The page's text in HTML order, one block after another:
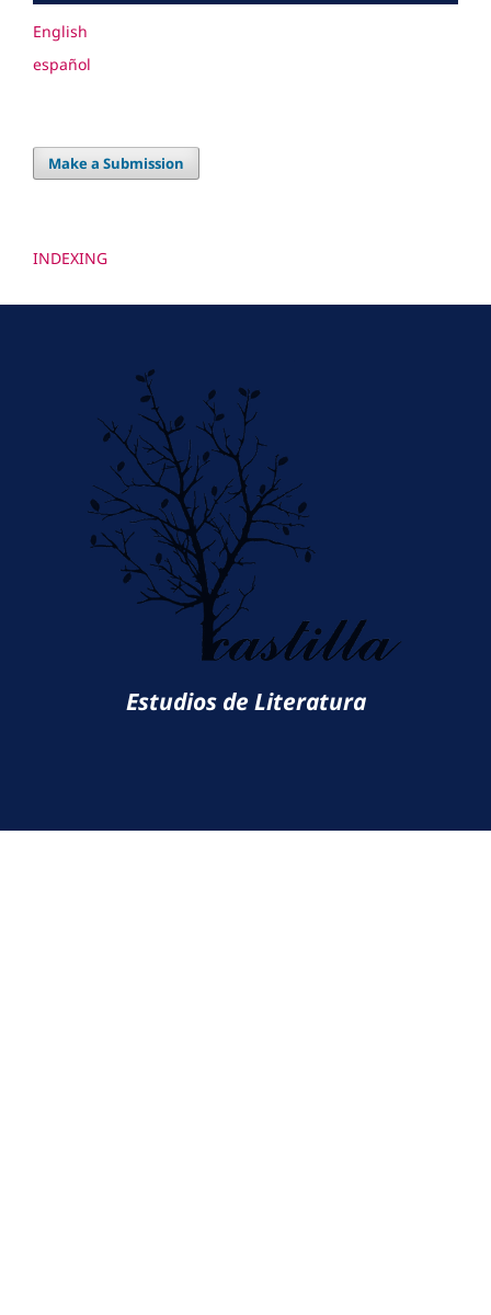
English
español
Make a Submission
INDEXING
Estudios de Literatura